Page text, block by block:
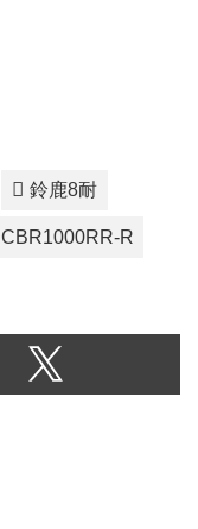
鈴鹿8耐
CBR1000RR-R